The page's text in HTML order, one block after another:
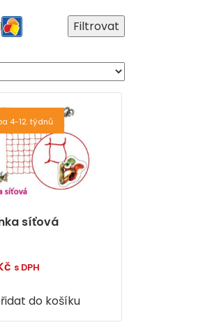
Filtrovat
4-12. týdnů
síťová
s DPH
do košíku